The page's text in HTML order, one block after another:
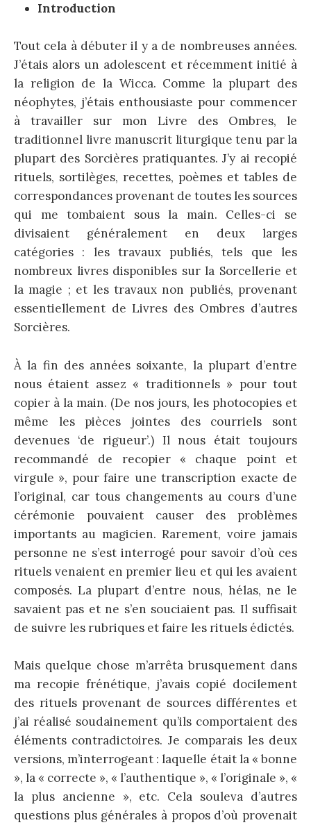
Introduction
Tout cela à débuter il y a de nombreuses années.
J’étais alors un adolescent et récemment initié à
la religion de la Wicca. Comme la plupart des
néophytes, j’étais enthousiaste pour commencer
à travailler sur mon Livre des Ombres, le
traditionnel livre manuscrit liturgique tenu par la
plupart des Sorcières pratiquantes. J’y ai recopié
rituels, sortilèges, recettes, poèmes et tables de
correspondances provenant de toutes les sources
qui me tombaient sous la main. Celles-ci se
divisaient généralement en deux larges
catégories : les travaux publiés, tels que les
nombreux livres disponibles sur la Sorcellerie et
la magie ; et les travaux non publiés, provenant
essentiellement de Livres des Ombres d’autres
Sorcières.
À la fin des années soixante, la plupart d’entre
nous étaient assez « traditionnels » pour tout
copier à la main. (De nos jours, les photocopies et
même les pièces jointes des courriels sont
devenues ‘de rigueur’.) Il nous était toujours
recommandé de recopier « chaque point et
virgule », pour faire une transcription exacte de
l’original, car tous changements au cours d’une
cérémonie pouvaient causer des problèmes
importants au magicien. Rarement, voire jamais
personne ne s’est interrogé pour savoir d’où ces
rituels venaient en premier lieu et qui les avaient
composés. La plupart d’entre nous, hélas, ne le
savaient pas et ne s’en souciaient pas. Il suffisait
de suivre les rubriques et faire les rituels édictés.
Mais quelque chose m’arrêta brusquement dans
ma recopie frénétique, j’avais copié docilement
des rituels provenant de sources différentes et
j’ai réalisé soudainement qu’ils comportaient des
éléments contradictoires. Je comparais les deux
versions, m’interrogeant : laquelle était la « bonne
», la « correcte », « l’authentique », « l’originale », «
la plus ancienne », etc. Cela souleva d’autres
questions plus générales à propos d’où provenait